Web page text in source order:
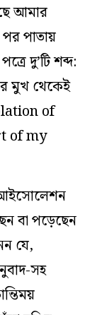
আমার
পাতায়
দু’টি শব্দ:
মুখ থেকেই
of
of my
বা পড়েছেন
যে,
সহ